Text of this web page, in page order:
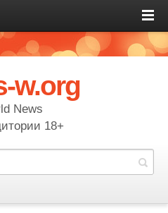
w.org
News
18+